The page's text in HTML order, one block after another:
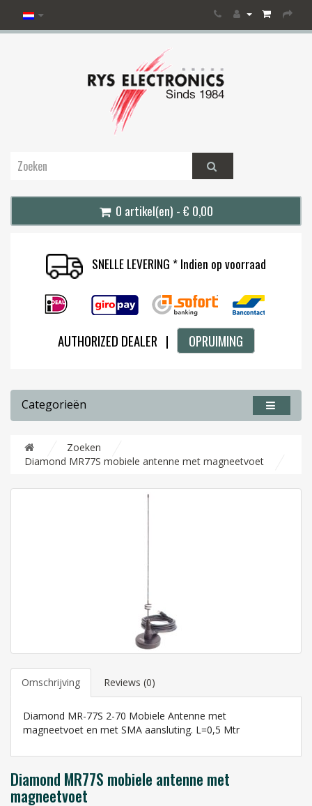
0 artikel(en) - € 0,00
SNELLE LEVERING * Indien op voorraad
AUTHORIZED DEALER | OPRUIMING
Categorieën
Zoeken
Diamond MR77S mobiele antenne met magneetvoet
Omschrijving Reviews (0)
Diamond MR-77S 2-70 Mobiele Antenne met
magneetvoet en met SMA aansluting. L=0,5 Mtr
Diamond MR77S mobiele antenne met
magneetvoet